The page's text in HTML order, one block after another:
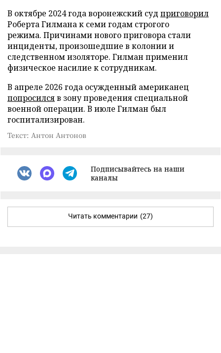
В октябре 2024 года воронежский суд приговорил
Роберта Гилмана к семи годам строгого
режима. Причинами нового приговора стали
инциденты, произошедшие в колонии и
следственном изоляторе. Гилман применил
физическое насилие к сотрудникам.
В апреле 2026 года осужденный американец
попросилсяв зону проведения специальной
военной операции. В июле Гилман был
госпитализирован.
Текст: Антон Антонов
Подписывайтесь на наши
каналы
Читать комментарии (27)